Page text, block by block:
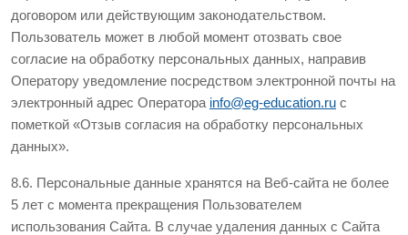
договором или действующим законодательством.
Пользователь может в любой момент отозвать свое
согласие на обработку персональных данных, направив
Оператору уведомление посредством электронной почты на
электронный адрес Оператора info@eg-education.ru с
пометкой «Отзыв согласия на обработку персональных
данных».
8.6. Персональные данные хранятся на Веб-сайта не более
5 лет с момента прекращения Пользователем
использования Сайта. В случае удаления данных с Сайта